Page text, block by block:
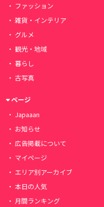
ファッション
雑貨・インテリア
グルメ
観光・地域
暮らし
古写真
ページ
Japaaan
お知らせ
広告掲載について
マイページ
エリア別アーカイブ
本日の人気
月間ランキング